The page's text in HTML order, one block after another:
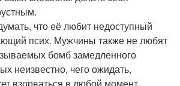
что её любит недоступный
псих. Мужчины также не любят
бомб замедленного
неизвестно, чего ожидать,